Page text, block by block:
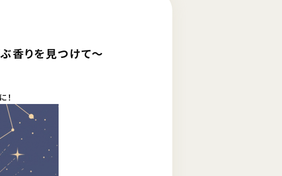
香りを見つけて～